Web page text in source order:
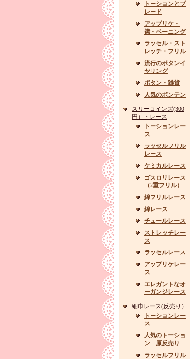
トーションとブ
レード
アップリケ・
襟・ベーニング
ラッセル・スト
レッチ・フリル
流行のボタンイ
ヤリング
ボタン・雑貨
人気のボンテン
スリーコインズ(300
円）・レース
トーションレー
ス
ラッセルフリル
レース
ケミカルレース
ゴスロリレース
（2重フリル）
綿フリルレース
綿レース
チュールレース
ストレッチレー
ス
ラッセルレース
アップリケレー
ス
エレガントなオ
ーガンジレース
細巾レース(反売り）
トーションレー
ス
人気のトーショ
ン 原反売り
ラッセルフリル